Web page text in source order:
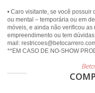
• Caro visitante, se você
ou mental – temporária ou em
móveis, e ainda não verificou
empreendimento ou tem
mail: